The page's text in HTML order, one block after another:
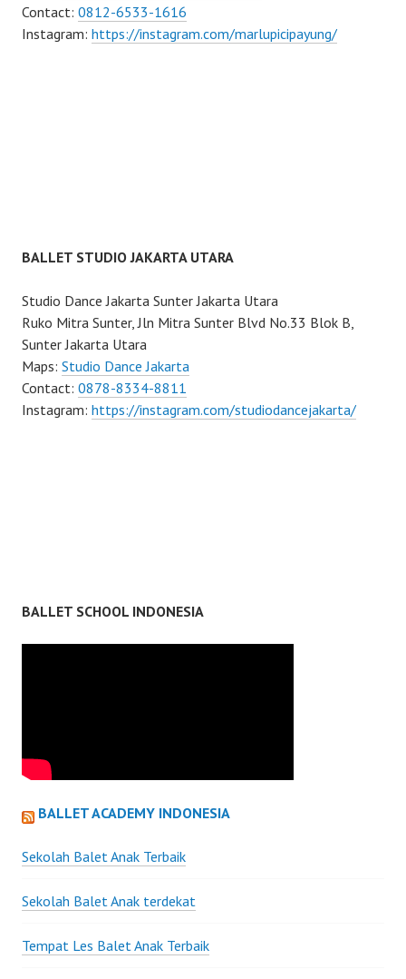
Contact: 0812-6533-1616
Instagram: https://instagram.com/marlupicipayung/
BALLET STUDIO JAKARTA UTARA
Studio Dance Jakarta Sunter Jakarta Utara
Ruko Mitra Sunter, Jln Mitra Sunter Blvd No.33 Blok B,
Sunter Jakarta Utara
Maps: Studio Dance Jakarta
Contact: 0878-8334-8811
Instagram: https://instagram.com/studiodancejakarta/
BALLET SCHOOL INDONESIA
BALLET ACADEMY INDONESIA
Sekolah Balet Anak Terbaik
Sekolah Balet Anak terdekat
Tempat Les Balet Anak Terbaik